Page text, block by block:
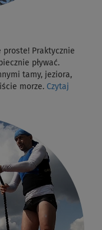
proste! Praktycznie
pływać.
tamy, jeziora,
morze. Czytaj